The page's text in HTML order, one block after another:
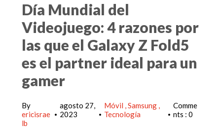
Día Mundial del
Videojuego: 4 razones por
las que el Galaxy Z Fold5
es el partner ideal para un
gamer
By
ericisrae
lb
•
agosto 27,
2023
•
Móvil Samsung
Tecnología
•
Comme
nts : 0